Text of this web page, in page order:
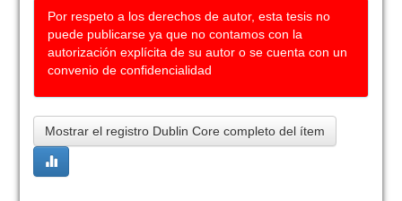
Por respeto a los derechos de autor, esta tesis no
puede publicarse ya que no contamos con la
autorización explícita de su autor o se cuenta con un
convenio de confidencialidad
Mostrar el registro Dublin Core completo del ítem